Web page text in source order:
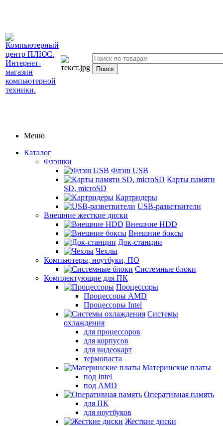
Меню
Каталог
Флэшки
Флэш USB
Карты памяти
SD, microSD
Картридеры
USB-разветвители
Внешние жесткие диски
Внешние HDD
Внешние боксы
Док-станции
Чехлы
Компьютеры, ноутбуки, ПО
Системные блоки
Комплектующие для ПК
Процессоры
Процессоры AMD
Процессоры Intel
Системы
охлаждения
для процессоров
для корпусов
для видеокарт
термопаста
Материнские платы
под Intel
под AMD
Оперативная память
для ПК
для ноутбуков
Жесткие диски